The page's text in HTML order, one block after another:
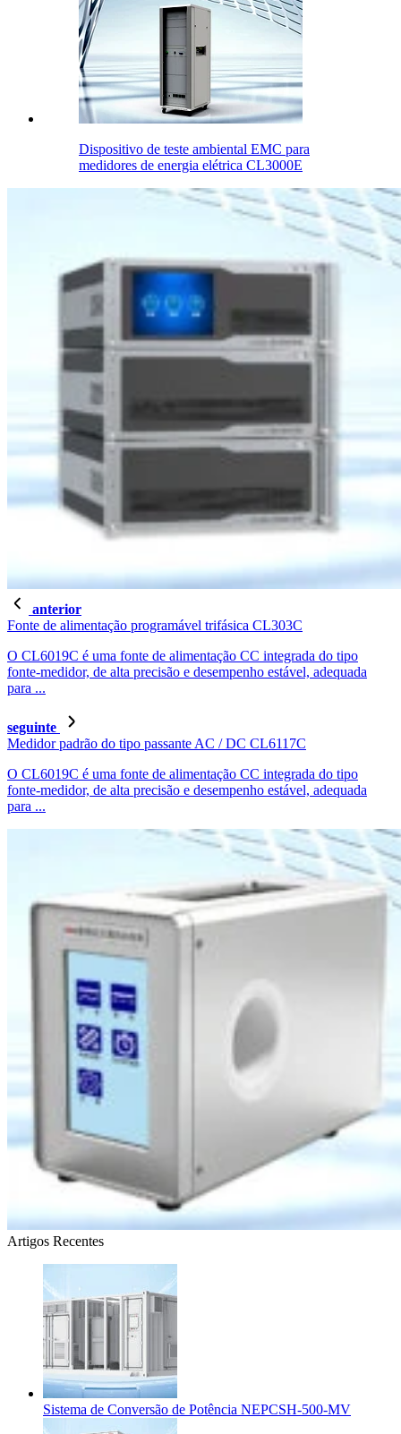
Dispositivo de teste ambiental EMC para
medidores de energia elétrica CL3000E
anterior
Fonte de alimentação programável trifásica CL303C
O CL6019C é uma fonte de alimentação CC integrada do tipo
fonte-medidor, de alta precisão e desempenho estável, adequada
para ...
seguinte
Medidor padrão do tipo passante AC / DC CL6117C
O CL6019C é uma fonte de alimentação CC integrada do tipo
fonte-medidor, de alta precisão e desempenho estável, adequada
para ...
Artigos Recentes
Sistema de Conversão de Potência NEPCSH-500-MV